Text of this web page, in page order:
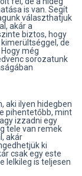
is van. Segít
választhatjuk
akár a
biztos, hogy
de
még
sorozatunk
aki ilyen hidegben
pihentetőbb, mint
izzadni egy
tele van remek
akár
ki
csak egy este
lelkileg is teljesen